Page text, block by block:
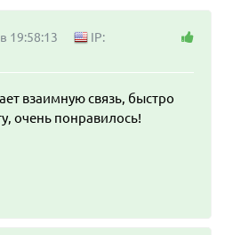
19:58:13
IP:
взаимную связь, быстро
очень понравилось!